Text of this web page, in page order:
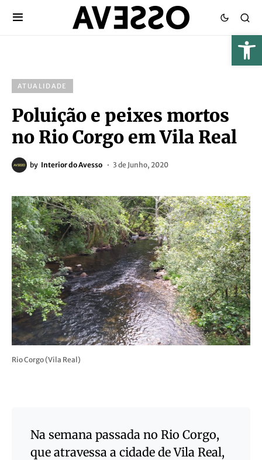
ATUALIDADE
Poluição e peixes mortos
no Rio Corgo em Vila Real
by Interior do Avesso 3 de Junho, 2020
Rio Corgo (Vila Real)
Na semana passada no Rio Corgo,
que atravessa a cidade de Vila Real,